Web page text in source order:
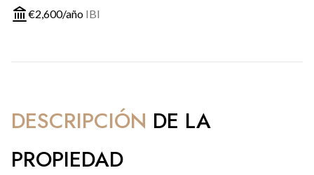
€2,600/año IBI
DESCRIPCIÓN DE LA
PROPIEDAD